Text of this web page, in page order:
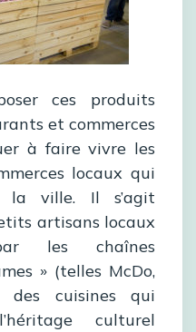
ces produits
et commerces
à faire vivre les
locaux qui
ville. Il s’agit
artisans locaux
les chaînes
» (telles McDo,
des cuisines qui
culturel